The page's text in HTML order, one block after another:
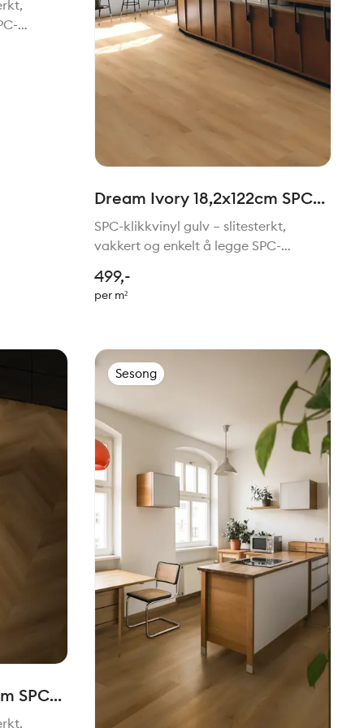
Med
Dream Ivory 18,2x122cm SPC
Klikkvinyl
SPC-klikkvinyl gulv – slitesterkt,
vakkert og enkelt å legge SPC-
for deg som ønsker et praktisk,
slitesterkt og pent gulv i hjemmet. Med
499,-
per m²
SPC
Sesong